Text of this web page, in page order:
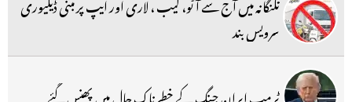
سرویس بند